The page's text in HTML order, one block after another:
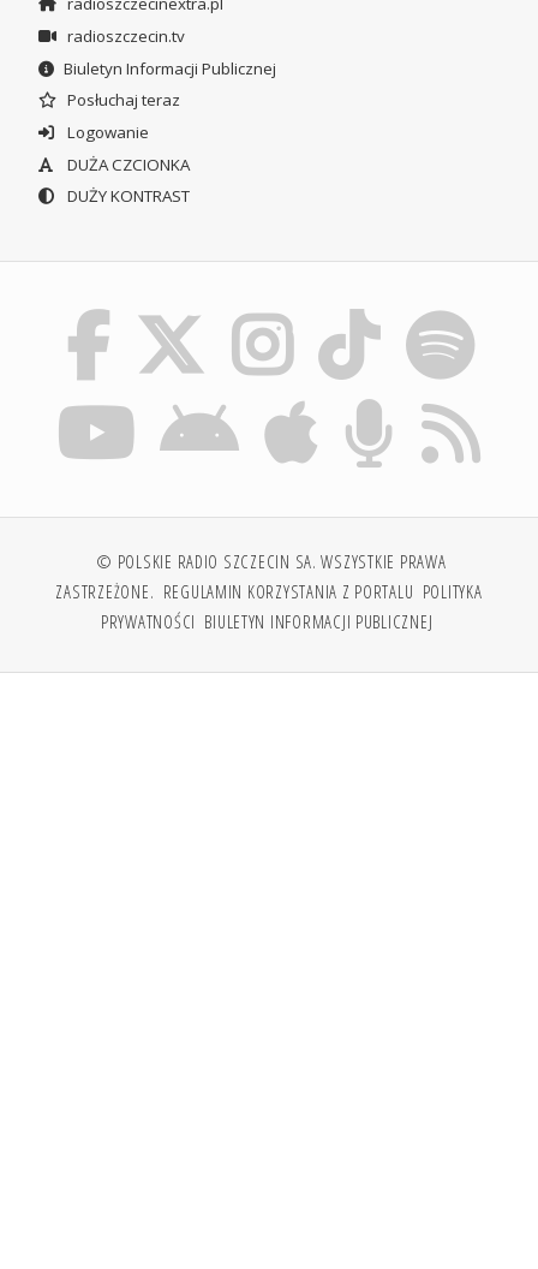
radioszczecin.tv
Biuletyn Informacji Publicznej
Posłuchaj teraz
Logowanie
DUŻA CZCIONKA
DUŻY KONTRAST
© POLSKIE RADIO SZCZECIN SA. WSZYSTKIE PRAWA
ZASTRZEŻONE. REGULAMIN KORZYSTANIA Z PORTALU POLITYKA
PRYWATNOŚCI BIULETYN INFORMACJI PUBLICZNEJ